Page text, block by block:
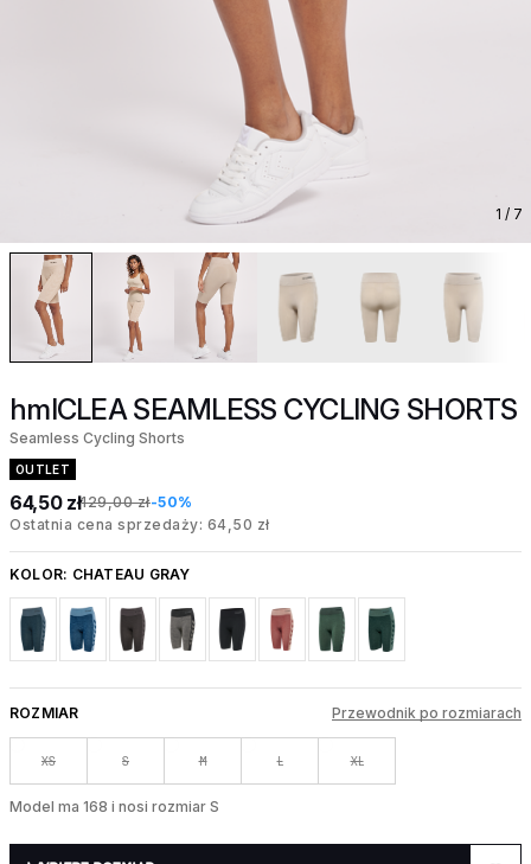
1 / 7
hmlCLEA SEAMLESS CYCLING SHORTS
Seamless Cycling Shorts
OUTLET
64,50 zł129,00 zł-50%
Ostatnia cena sprzedaży: 64,50 zł
KOLOR: CHATEAU GRAY
ROZMIAR Przewodnik po rozmiarach
XS S M L XL
Model ma 168 i nosi rozmiar S